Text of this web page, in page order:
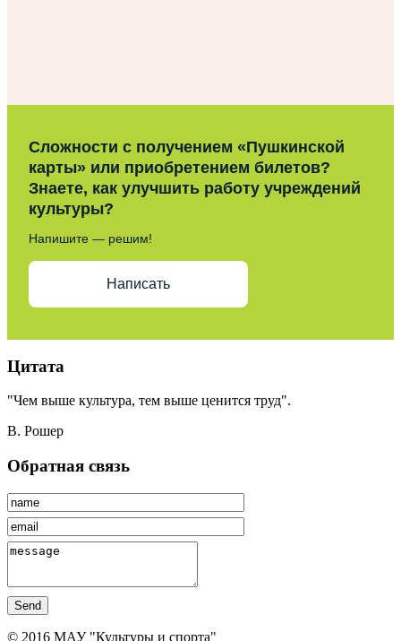
Сложности с получением «Пушкинской
карты» или приобретением билетов?
Знаете, как улучшить работу учреждений
культуры?
Напишите — решим!
Написать
Цитата
"Чем выше культура, тем выше ценится труд".
В. Рошер
Обратная связь
Send
© 2016 МАУ "Культуры и спорта"